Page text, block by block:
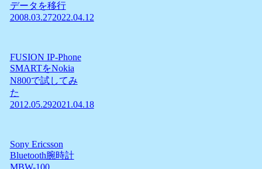
データを移行
2008.03.272022.04.12
FUSION IP-Phone
SMARTをNokia
N800で試してみ
た
2012.05.292021.04.18
Sony Ericsson
Bluetooth腕時計
MBW-100